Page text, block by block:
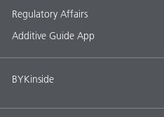
Regulatory Affairs
Additive Guide App
BYKinside